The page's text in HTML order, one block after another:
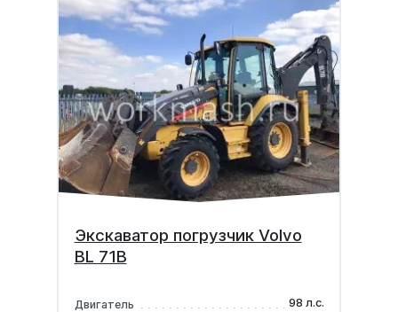
Экскаватор погрузчик Volvo
BL 71B
Двигатель
98 л.с.